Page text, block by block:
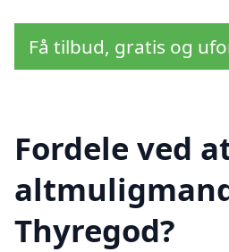
Få tilbud, gratis og
Fordele ved
Thyregod?